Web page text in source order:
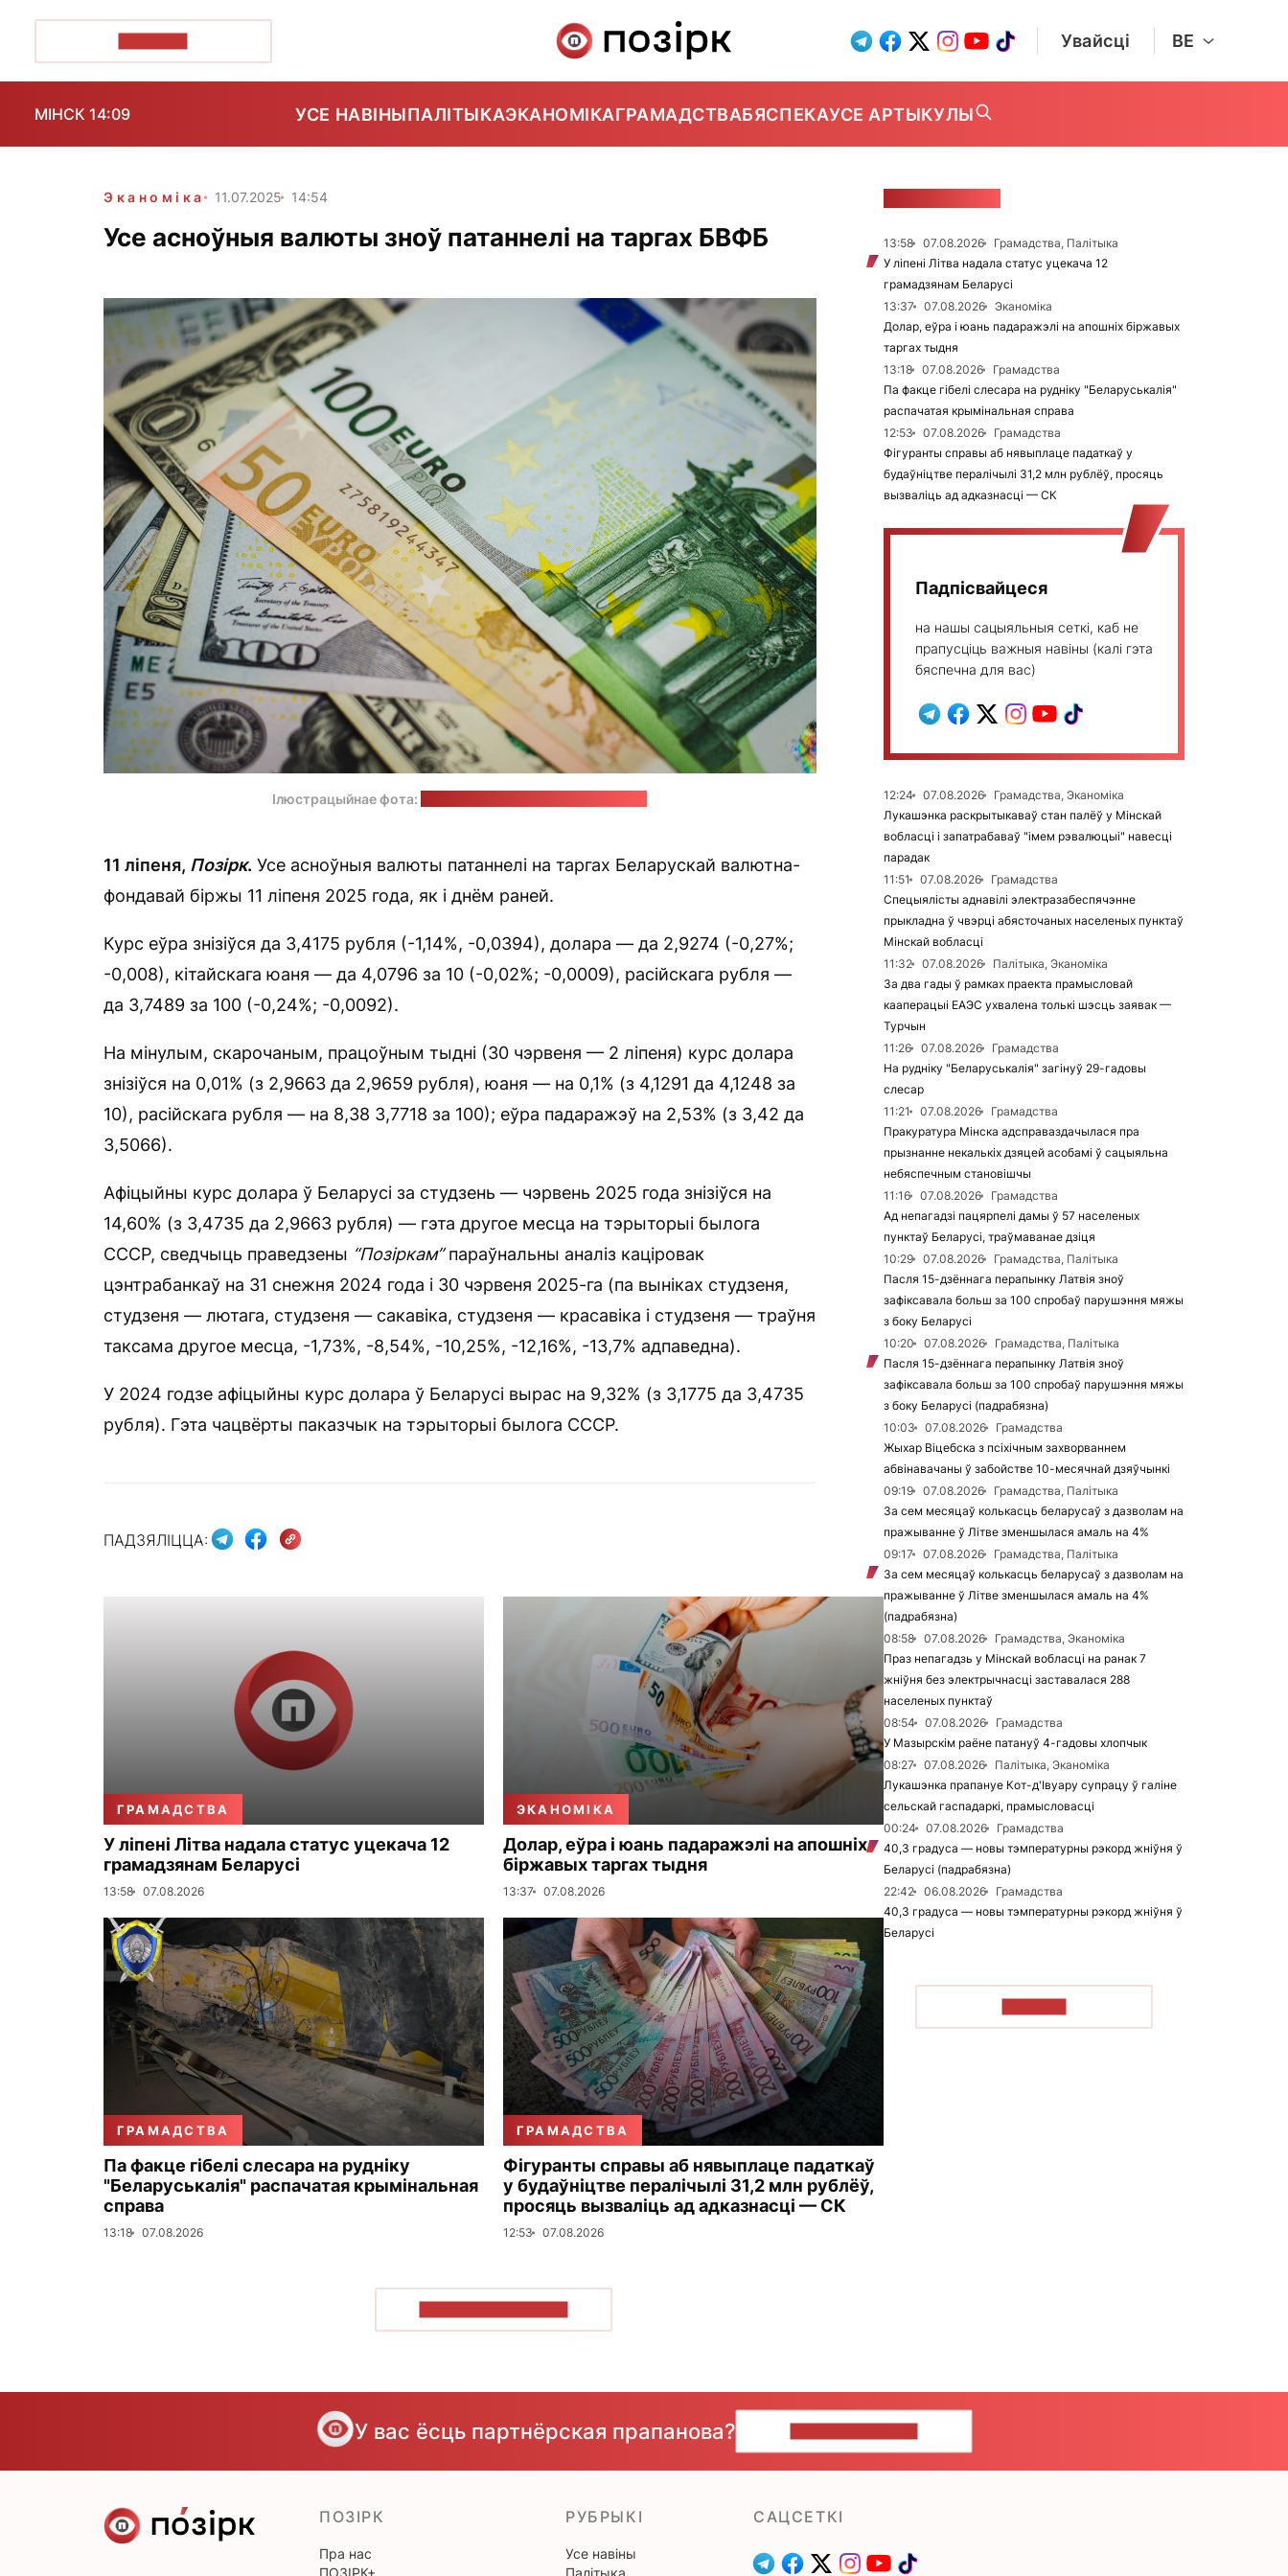
Увайсці BE
МІНСК 14:09 УСЕ НАВІНЫПАЛІТЫКАЭКАНОМІКАГРАМАДСТВАБЯСПЕКАУСЕ АРТЫКУЛЫ
Эканоміка 11.07.2025 14:54
Усе асноўныя валюты зноў патаннелі на таргах БВФБ
Ілюстрацыйнае фота:
11 ліпеня, Позірк. Усе асноўныя валюты патаннелі на таргах Беларускай валютна-
фондавай біржы 11 ліпеня 2025 года, як і днём раней.
Курс еўра знізіўся да 3,4175 рубля (-1,14%, -0,0394), долара — да 2,9274 (-0,27%;
-0,008), кітайскага юаня — да 4,0796 за 10 (-0,02%; -0,0009), расійскага рубля —
да 3,7489 за 100 (-0,24%; -0,0092).
На мінулым, скарочаным, працоўным тыдні (30 чэрвеня — 2 ліпеня) курс долара
знізіўся на 0,01% (з 2,9663 да 2,9659 рубля), юаня — на 0,1% (з 4,1291 да 4,1248 за
10), расійскага рубля — на 8,38 3,7718 за 100); еўра падаражэў на 2,53% (з 3,42 да
3,5066).
Афіцыйны курс долара ў Беларусі за студзень — чэрвень 2025 года знізіўся на
14,60% (з 3,4735 да 2,9663 рубля) — гэта другое месца на тэрыторыі былога
СССР, сведчыць праведзены “Позіркам”параўнальны аналіз каціровак
цэнтрабанкаў на 31 снежня 2024 года і 30 чэрвеня 2025-га (па выніках студзеня,
студзеня — лютага, студзеня — сакавіка, студзеня — красавіка і студзеня — траўня
таксама другое месца, -1,73%, -8,54%, -10,25%, -12,16%, -13,7% адпаведна).
У 2024 годзе афіцыйны курс долара ў Беларусі вырас на 9,32% (з 3,1775 да 3,4735
рубля). Гэта чацвёрты паказчык на тэрыторыі былога СССР.
ПАДЗЯЛІЦЦА:
ГРАМАДСТВА
У ліпені Літва надала статус уцекача 12
грамадзянам Беларусі
13:58 07.08.2026
ЭКАНОМІКА
Долар, еўра і юань падаражэлі на апошніх
біржавых таргах тыдня
13:37 07.08.2026
ГРАМАДСТВА
Па факце гібелі слесара на рудніку
"Беларуськалія" распачатая крымінальная
справа
13:18 07.08.2026
ГРАМАДСТВА
Фігуранты справы аб нявыплаце падаткаў
у будаўніцтве пералічылі 31,2 млн рублёў,
просяць вызваліць ад адказнасці — СК
12:53 07.08.2026
13:58 07.08.2026
Грамадства, Палітыка
У ліпені Літва надала статус уцекача 12
грамадзянам Беларусі
13:37
07.08.2026
Эканоміка
Долар, еўра і юань падаражэлі на апошніх біржавых
таргах тыдня
13:18
07.08.2026
Грамадства
Па факце гібелі слесара на рудніку "Беларуськалія"
распачатая крымінальная справа
12:53
07.08.2026
Грамадства
Фігуранты справы аб нявыплаце падаткаў у
будаўніцтве пералічылі 31,2 млн рублёў, просяць
вызваліць ад адказнасці — СК
Падпісвайцеся
на нашы сацыяльныя сеткі, каб не
прапусціць важныя навіны (калі гэта
бяспечна для вас)
12:24 07.08.2026
Грамадства, Эканоміка
Лукашэнка раскрытыкаваў стан палёў у Мінскай
вобласці і запатрабаваў "імем рэвалюцыі" навесці
парадак
11:51
07.08.2026
Грамадства
Спецыялісты аднавілі электразабеспячэнне
прыкладна ў чвэрці абясточаных населеных пунктаў
Мінскай вобласці
11:32
07.08.2026
Палітыка, Эканоміка
За два гады ў рамках праекта прамысловай
кааперацыі ЕАЭС ухвалена толькі шэсць заявак —
Турчын
11:26
07.08.2026
Грамадства
На рудніку "Беларуськалія" загінуў 29-гадовы
слесар
11:21
07.08.2026
Грамадства
Пракуратура Мінска адсправаздачылася пра
прызнанне некалькіх дзяцей асобамі ў сацыяльна
небяспечным становішчы
11:16
07.08.2026
Грамадства
Ад непагадзі пацярпелі дамы ў 57 населеных
пунктаў Беларусі, траўмаванае дзіця
10:29
07.08.2026
Грамадства, Палітыка
Пасля 15-дзённага перапынку Латвія зноў
зафіксавала больш за 100 спробаў парушэння мяжы
з боку Беларусі
10:20
07.08.2026
Грамадства, Палітыка
Пасля 15-дзённага перапынку Латвія зноў
зафіксавала больш за 100 спробаў парушэння мяжы
з боку Беларусі (падрабязна)
10:03
07.08.2026
Грамадства
Жыхар Віцебска з псіхічным захворваннем
абвінавачаны ў забойстве 10-месячнай дзяўчынкі
09:19
07.08.2026
Грамадства, Палітыка
За сем месяцаў колькасць беларусаў з дазволам на
пражыванне ў Літве зменшылася амаль на 4%
09:17
07.08.2026
Грамадства, Палітыка
За сем месяцаў колькасць беларусаў з дазволам на
пражыванне ў Літве зменшылася амаль на 4%
(падрабязна)
08:58
07.08.2026
Грамадства, Эканоміка
Праз непагадзь у Мінскай вобласці на ранак 7
жніўня без электрычнасці заставалася 288
населеных пунктаў
08:54
07.08.2026
Грамадства
У Мазырскім раёне патануў 4-гадовы хлопчык
08:27
07.08.2026
Палітыка, Эканоміка
Лукашэнка прапануе Кот-д'Івуару супрацу ў галіне
сельскай гаспадаркі, прамысловасці
00:24
07.08.2026
Грамадства
40,3 градуса — новы тэмпературны рэкорд жніўня ў
Беларусі (падрабязна)
22:42
06.08.2026
Грамадства
40,3 градуса — новы тэмпературны рэкорд жніўня ў
Беларусі
У вас ёсць партнёрская прапанова?
ПОЗІРК
Пра нас
ПОЗІРК+
РУБРЫКІ
Усе навіны
Палітыка
САЦСЕТКІ